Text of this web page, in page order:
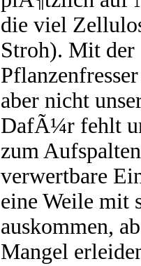
die viel
Stroh). Mit der
aber nicht
DafÃ¼r fehlt
zum
verwertbare
eine Weile mit
auskommen,
Mangel